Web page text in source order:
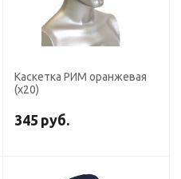
Каскетка РИМ оранжевая
(х20)
345 руб.